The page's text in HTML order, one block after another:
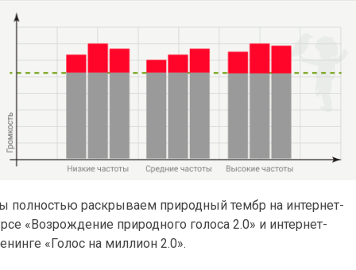
полностью раскрываем природный тембр на интернет-
«Возрождение природного голоса 2.0» и интернет-
«Голос на миллион 2.0».